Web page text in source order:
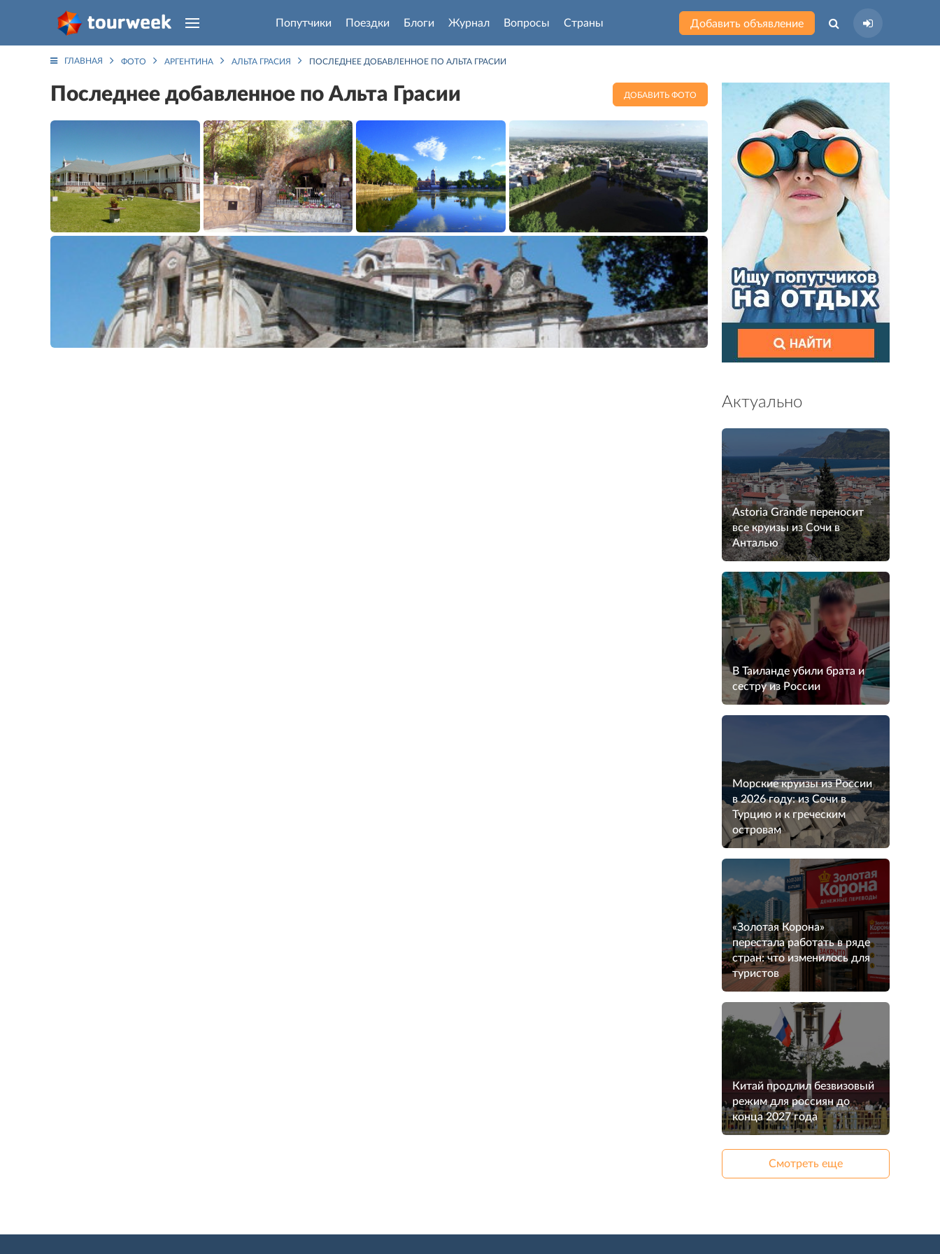
Попутчики Поездки Блоги Журнал Вопросы Страны Добавить объявление
ГЛАВНАЯ ФОТО АРГЕНТИНА АЛЬТА ГРАСИЯ ПОСЛЕДНЕЕ ДОБАВЛЕННОЕ ПО АЛЬТА ГРАСИИ
Последнее добавленное по Альта Грасии ДОБАВИТЬ ФОТО
Актуально
Astoria Grande переносит
все круизы из Сочи в
Анталью
В Таиланде убили брата и
сестру из России
Морские круизы из России
в 2026 году: из Сочи в
Турцию и к греческим
островам
«Золотая Корона»
перестала работать в ряде
стран: что изменилось для
туристов
Китай продлил безвизовый
режим для россиян до
конца 2027 года
Смотреть еще